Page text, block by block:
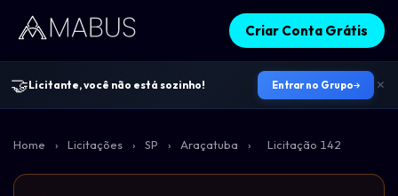
Criar Conta Grátis
🤝Licitante, você não está sozinho! Entrar no Grupo
Home › Licitações › SP › Araçatuba › Licitação 142